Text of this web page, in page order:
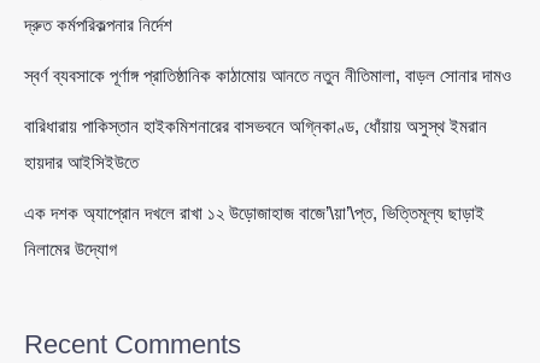
দ্রুত কর্মপরিকল্পনার নির্দেশ
স্বর্ণ ব্যবসাকে পূর্ণাঙ্গ প্রাতিষ্ঠানিক কাঠামোয় আনতে নতুন নীতিমালা, বাড়ল সোনার দামও
বারিধারায় পাকিস্তান হাইকমিশনারের বাসভবনে অগ্নিকাণ্ড, ধোঁয়ায় অসুস্থ ইমরান
হায়দার আইসিইউতে
এক দশক অ্যাপ্রোন দখলে রাখা ১২ উড়োজাহাজ বাজে’\য়া’\প্ত, ভিত্তিমূল্য ছাড়াই
নিলামের উদ্যোগ
Recent Comments